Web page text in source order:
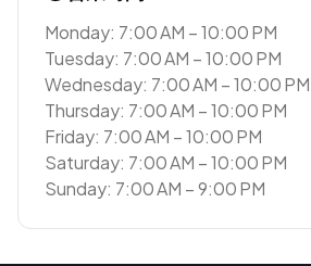
Monday: 7:00 AM – 10:00 PM
Tuesday: 7:00 AM – 10:00 PM
Wednesday: 7:00 AM – 10:00 PM
Thursday: 7:00 AM – 10:00 PM
Friday: 7:00 AM – 10:00 PM
Saturday: 7:00 AM – 10:00 PM
Sunday: 7:00 AM – 9:00 PM